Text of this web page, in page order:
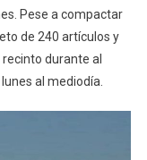
Pese a compactar
de 240 artículos y
durante al
al mediodía.